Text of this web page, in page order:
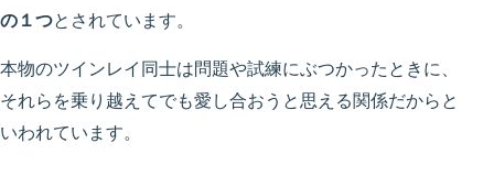
の１つとされています。
本物のツインレイ同士は問題や試練にぶつかったときに、
それらを乗り越えてでも愛し合おうと思える関係だからと
いわれています。